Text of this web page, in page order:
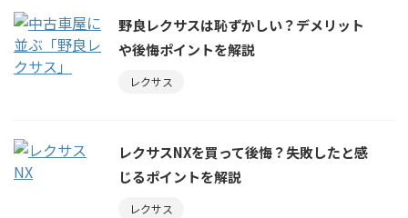
野良レクサスは恥ずかしい？デメリット
や後悔ポイントを解説
レクサス
レクサスNXを買って後悔？失敗したと感
じるポイントを解説
レクサス